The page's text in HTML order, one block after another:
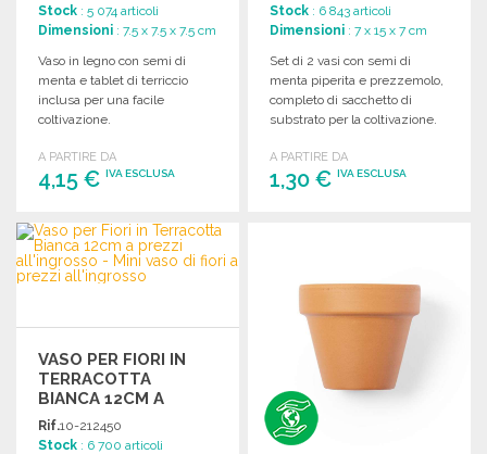
Stock : 5 074 articoli
Dimensioni : 7.5 x 7.5 x 7.5 cm
Vaso in legno con semi di
menta e tablet di terriccio
inclusa per una facile
coltivazione.
A PARTIRE DA
4,15 € IVA ESCLUSA
ORDINARE
Richiedi un preventivo
Stock : 6 843 articoli
Dimensioni : 7 x 15 x 7 cm
Set di 2 vasi con semi di
menta piperita e prezzemolo,
completo di sacchetto di
substrato per la coltivazione.
A PARTIRE DA
1,30 €IVA ESCLUSA
VASO PER FIORI IN
TERRACOTTA
BIANCA 12CM A
PREZZI
ALL'INGROSSO
Rif.10-212450
Stock : 6 700 articoli